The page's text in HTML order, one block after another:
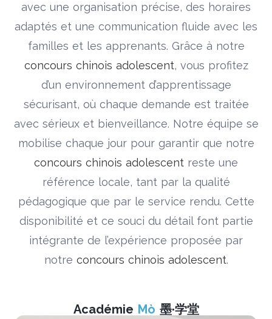
avec une organisation précise, des horaires
adaptés et une communication fluide avec les
familles et les apprenants. Grâce à notre
concours chinois adolescent, vous profitez
d’un environnement d’apprentissage
sécurisant, où chaque demande est traitée
avec sérieux et bienveillance. Notre équipe se
mobilise chaque jour pour garantir que notre
concours chinois adolescent reste une
référence locale, tant par la qualité
pédagogique que par le service rendu. Cette
disponibilité et ce souci du détail font partie
intégrante de l’expérience proposée par
notre concours chinois adolescent.
Académie Mò 墨·学堂